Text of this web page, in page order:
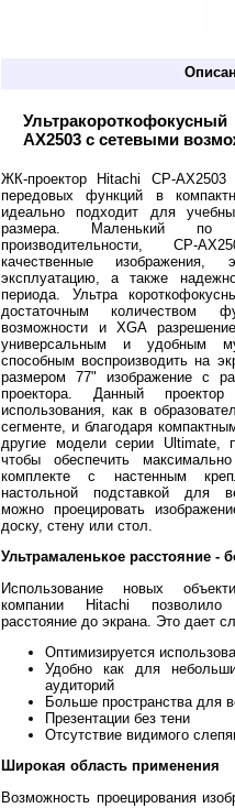
AX2503 с сетевыми
ЖК-проектор Hitachi CP-
передовых функций в
идеально подходит для
размера. Маленький
производительности, CP-
качественные изображения,
эксплуатацию, а также
периода. Ультра
достаточным количеством
возможности и XGA
универсальным и удобным
способным воспроизводить на
размером 77" изображение с
проектора. Данный
использования, как в
сегменте, и благодаря
другие модели серии Ultimate,
чтобы обеспечить
комплекте с настенным
настольной подставкой для
можно проецировать
доску, стену или стол.
Ультрамаленькое расстояние -
Использование новых
компании Hitachi позволило
расстояние до экрана. Это дает
Оптимизируется
Удобно как для
аудиторий
Больше пространства для
Презентации без тени
Отсутствие видимого
Широкая область применения
Возможность проецирования